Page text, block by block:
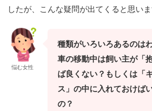
したが、こんな疑問が出てくると思いま
悩む女性
種類がいろいろあるのは
車の移動中は飼い主が「
ば良くない？もしくは「
ス」の中に入れておけば
の？